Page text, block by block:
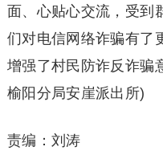
面、心贴心交流，受到
们对电信网络诈骗有了
增强了村民防诈反诈骗
榆阳分局安崖派出所)
责编：刘涛